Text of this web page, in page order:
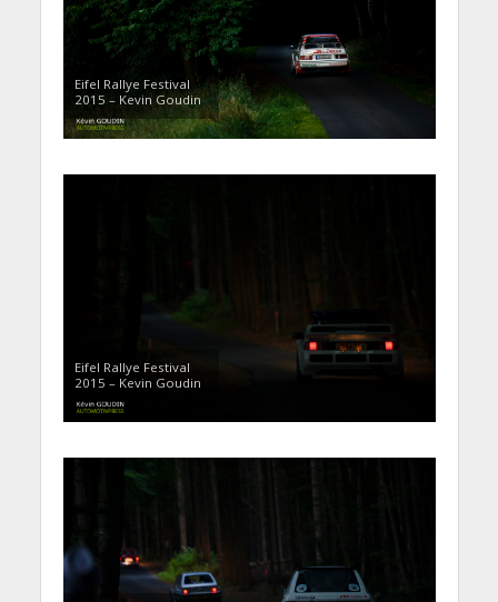
Eifel Rallye Festival
2015 – Kevin Goudin
Eifel Rallye Festival
2015 – Kevin Goudin